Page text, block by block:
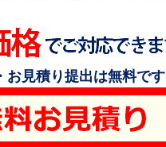
お見積り提出は無料です